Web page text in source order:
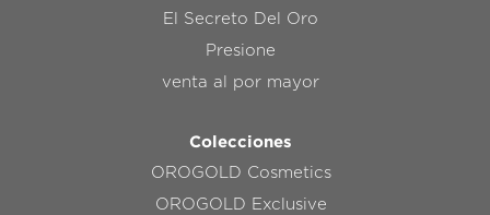
El Secreto Del Oro
Presione
venta al por mayor
Colecciones
OROGOLD Cosmetics
OROGOLD Exclusive